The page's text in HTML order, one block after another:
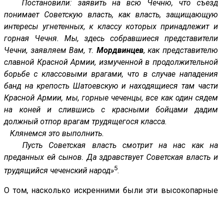
Постановили: заявить на всю Чечню, что съезд
понимает Советскую власть, как власть, защищающую
интересы угнетенных, к классу которых принадлежит и
горная Чечня. Мы, здесь собравшиеся представители
Чечни, заявляем Вам, т. Мордвинцев, как представителю
славной Красной Армии, измученной в продолжительной
борьбе с классовыми врагами, что в случае нападения
банд на крепость Шатоевскую и находящиеся там части
Красной Армии, мы, горные чеченцы, все как один сядем
на коней и слившись с красными бойцами дадим
должный отпор врагам трудящегося класса.
Клянемся это выполнить.
Пусть Советская власть смотрит на нас как на
преданных ей сынов. Да здравствует Советская власть и
трудящийся чеченский народ»5.
О том, насколько искренними были эти высокопарные